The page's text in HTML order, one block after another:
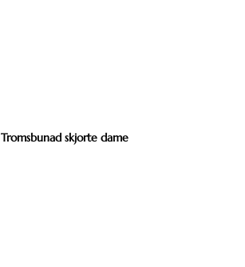
Tromsbunad skjorte dame